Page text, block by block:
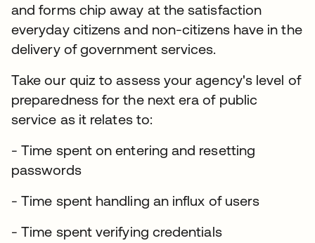
and forms chip away at the satisfaction
everyday citizens and non-citizens have in the
delivery of government services.
Take our quiz to assess your agency's level of
preparedness for the next era of public
service as it relates to:
- Time spent on entering and resetting
passwords
- Time spent handling an influx of users
- Time spent verifying credentials